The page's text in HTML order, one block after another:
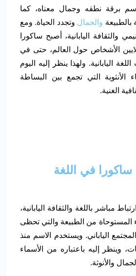
برقة نطقه وجمال معناه، كما
والجمال وتجدد الحياة. ومع
والثقافة اليابانية، أصبح ساكورا
الأشخاص حول العالم، حتى في
اليابانية. ولهذا ينظر إليه اليوم
الأنثوية التي تجمع بين البساطة
الغنية.
في اللغة
ارتباط مباشر باللغة والثقافة اليابانية،
المستوحاة من الطبيعة والتي تحظى
الياباني. ويستخدم الاسم منذ
وينظر إليه باعتباره من الأسماء
والأنوثة.